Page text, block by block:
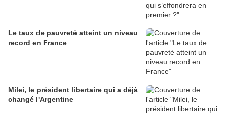
Le taux de pauvreté atteint un niveau
record en France
Milei, le président libertaire qui a déjà
changé l'Argentine